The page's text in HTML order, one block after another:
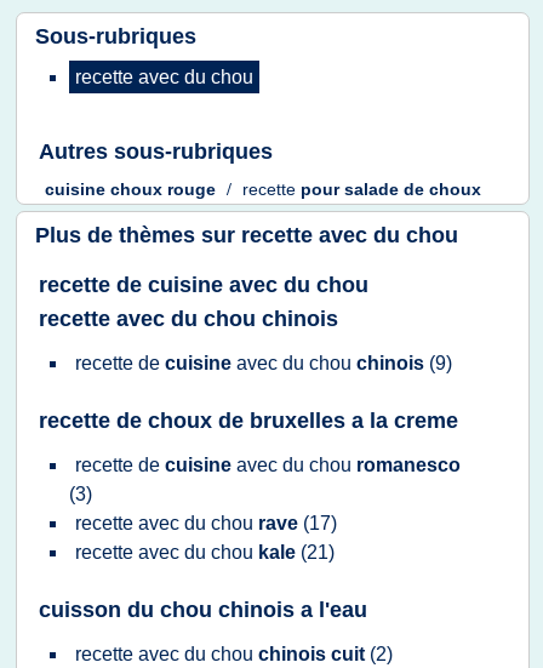
Sous-rubriques
recette avec du chou
Autres sous-rubriques
cuisine choux rouge / recette poursalade de choux
Plus de thèmes sur recette avec du chou
recette de cuisine avec du chou
recette avec du chou chinois
recette de cuisine avec du chou chinois (9)
recette de choux de bruxelles a la creme
recette de cuisine avec du chou romanesco
(3)
recette avec du chou rave (17)
recette avec du chou kale (21)
cuisson du chou chinois a l'eau
recette avec du chou chinois cuit (2)